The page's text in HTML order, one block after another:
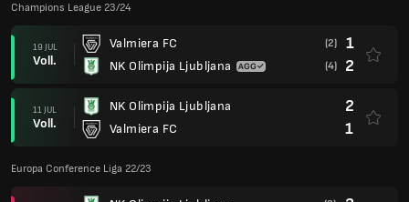
Champions League 23/24
19 JUL
Voll.
Valmiera FC
NK Olimpija Ljubljana
(2) 1
(4) 2
11 JUL
Voll.
NK Olimpija Ljubljana
Valmiera FC
2
1
Europa Conference Liga 22/23